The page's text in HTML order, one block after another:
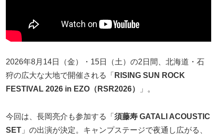
2026年8月14日（金）・15日（土）の2日間、北海道・石
狩の広大な大地で開催される「 RISING SUN ROCK
FESTIVAL 2026 in EZO（RSR2026）
」。
今回は、長岡亮介も参加する「 須藤寿 GATALI ACOUSTIC
SET 」の出演が決定。キャンプステージで夜通し広がる、